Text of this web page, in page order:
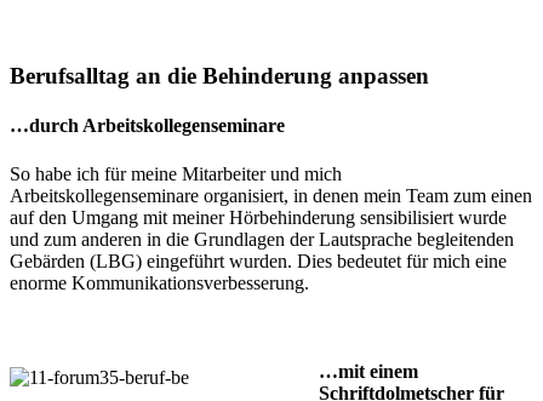
Berufsalltag an die Behinderung anpassen
…durch Arbeitskollegenseminare
So habe ich für meine Mitarbeiter und mich
Arbeitskollegenseminare organisiert, in denen mein Team zum einen
auf den Umgang mit meiner Hörbehinderung sensibilisiert wurde
und zum anderen in die Grundlagen der Lautsprache begleitenden
Gebärden (LBG) eingeführt wurden. Dies bedeutet für mich eine
enorme Kommunikationsverbesserung.
…mit einem
Schriftdolmetscher für